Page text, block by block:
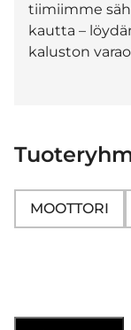
tiimiimme
kautta –
kaluston
MOOTTORI